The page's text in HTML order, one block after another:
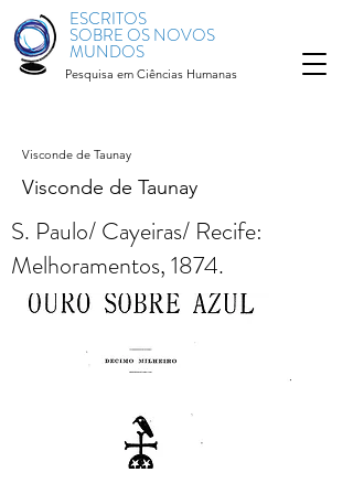
ESCRITOS
SOBRE OS NOVOS
MUNDOS
Pesquisa em Ciências Humanas
Visconde de Taunay
Visconde de Taunay
S. Paulo/ Cayeiras/ Recife:
Melhoramentos, 1874.